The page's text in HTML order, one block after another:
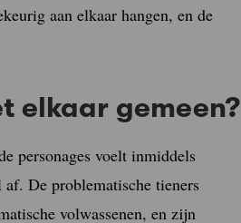
aan elkaar hangen, en de
elkaar gemeen?
personages voelt inmiddels
De problematische tieners
volwassenen, en zijn